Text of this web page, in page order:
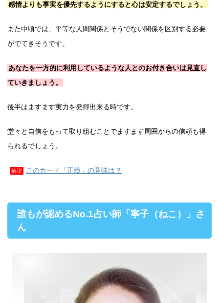
感情よりも事実を優先するようにすると心は安定するでしょう。
また中頃では、平等な人間関係とそうでない関係を区別する必要
がでてきそうです。
あなたを一方的に利用しているような人とのお付き合いは見直し
ていきましょう。
後半はますます実力を発揮出来る時です。
堂々と自信をもって取り組むことでますます周囲からの信頼も得
られるでしょう。
解説 このカード「正義」の意味は？
誰もが認めるNo.1占い師「寧子（ねこ）」さ
ん